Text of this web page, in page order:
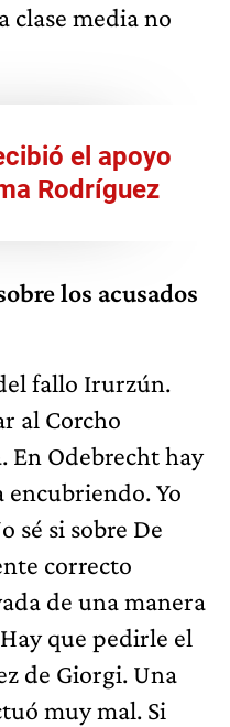
clase media no
el apoyo
Rodríguez
los acusados
fallo Irurzún.
al Corcho
En Odebrecht hay
encubriendo. Yo
sé si sobre De
correcto
de una manera
que pedirle el
de Giorgi. Una
muy mal. Si